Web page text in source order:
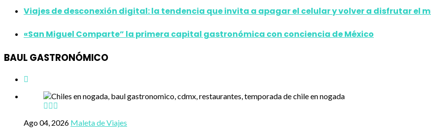
Viajes de desconexión digital: la tendencia que invita a apagar el celular y volver a disfrutar el
«San Miguel Comparte” la primera capital gastronómica con conciencia de México
BAUL GASTRONÓMICO
Ago 04, 2026 Maleta de Viajes